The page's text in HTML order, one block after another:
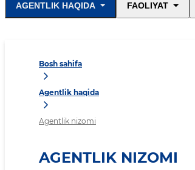
AGENTLIK HAQIDA FAOLIYAT
Bosh sahifa
Agentlik haqida
Agentlik nizomi
AGENTLIK NIZOMI